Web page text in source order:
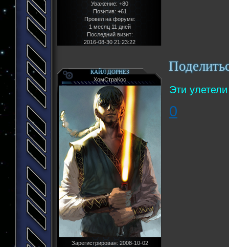
Уважение: +80
Позитив: +61
Провел на форуме:
1 месяц 11 дней
Последний визит:
2016-08-30 21:23:22
КАЙЛ ДОРНЕЗ
ХомСтраКос
Зарегистрирован: 2008-10-02
Эти
0